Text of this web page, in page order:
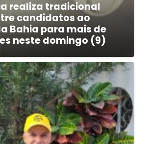
realiza tradicional
candidatos ao
Bahia para mais de
neste domingo (9)